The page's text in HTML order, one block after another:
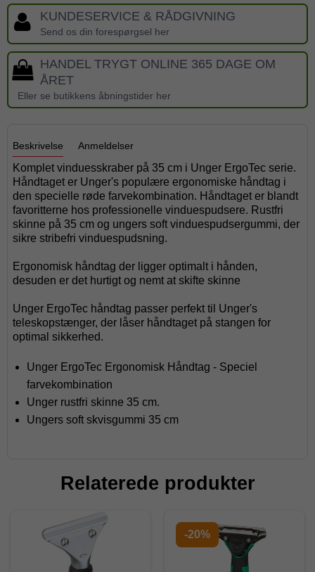
KUNDESERVICE & RÅDGIVNING
Send os din forespørgsel her
HANDEL TRYGT ONLINE 365 DAGE OM
ÅRET
Eller se butikkens åbningstider her
Beskrivelse Anmeldelser
Komplet vinduesskraber på 35 cm i Unger ErgoTec serie.
Håndtaget er Unger's populære ergonomiske håndtag i
den specielle røde farvekombination. Håndtaget er blandt
favoritterne hos professionelle vinduespudsere. Rustfri
skinne på 35 cm og ungers soft vinduespudsergummi, der
sikre stribefri vinduespudsning.
Ergonomisk håndtag der ligger optimalt i hånden,
desuden er det hurtigt og nemt at skifte skinne
Unger ErgoTec håndtag passer perfekt til Unger's
teleskopstænger, der låser håndtaget på stangen for
optimal sikkerhed.
Unger ErgoTec Ergonomisk Håndtag - Speciel
farvekombination
Unger rustfri skinne 35 cm.
Ungers soft skvisgummi 35 cm
Relaterede produkter
-20%